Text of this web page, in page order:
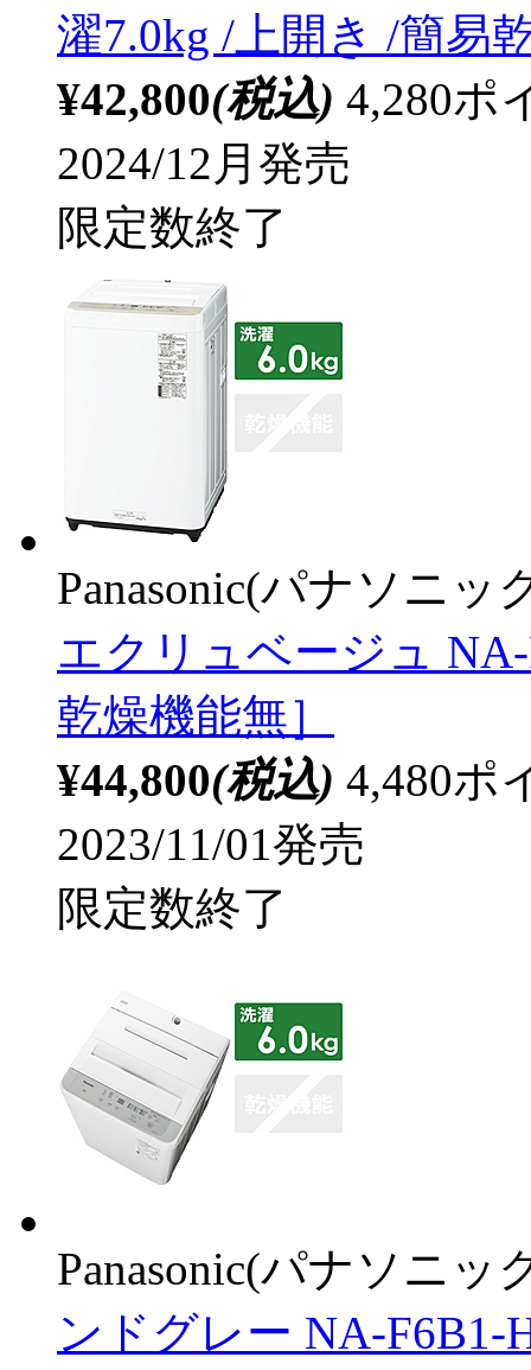
濯7.0kg /上開き /簡易
¥42,800(税込) 4,280ポ
2024/12月発売
限定数終了
Panasonic(パナソニッ
エクリュベージュ
乾燥機能無］
¥44,800(税込) 4,480ポ
2023/11/01発売
限定数終了
Panasonic(パナソニッ
ンドグレー NA-F6B1-